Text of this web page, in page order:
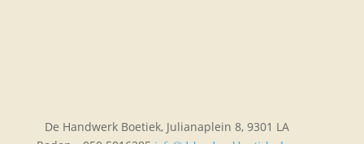
De Handwerk Boetiek, Julianaplein 8, 9301 LA